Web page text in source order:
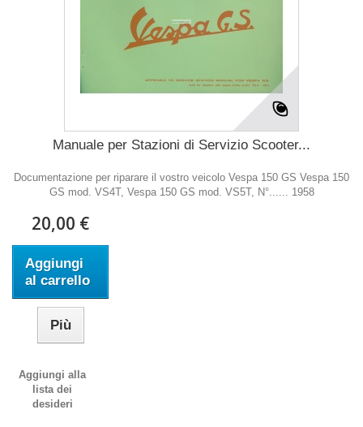
Manuale per Stazioni di Servizio Scooter...
Documentazione per riparare il vostro veicolo Vespa 150 GS Vespa 150
GS mod. VS4T, Vespa 150 GS mod. VS5T, N°...... 1958
20,00 €
Aggiungi
al carrello
Più
Aggiungi alla
lista dei
desideri